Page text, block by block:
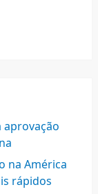
aprovação
na América
rápidos